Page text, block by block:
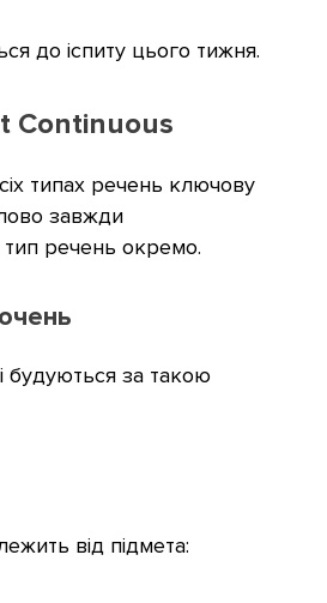
до іспиту цього тижня.
Continuous
типах речень ключову
завжди
тип речень окремо.
будуються за такою
від підмета: